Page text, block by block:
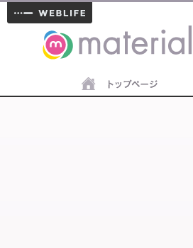
materials